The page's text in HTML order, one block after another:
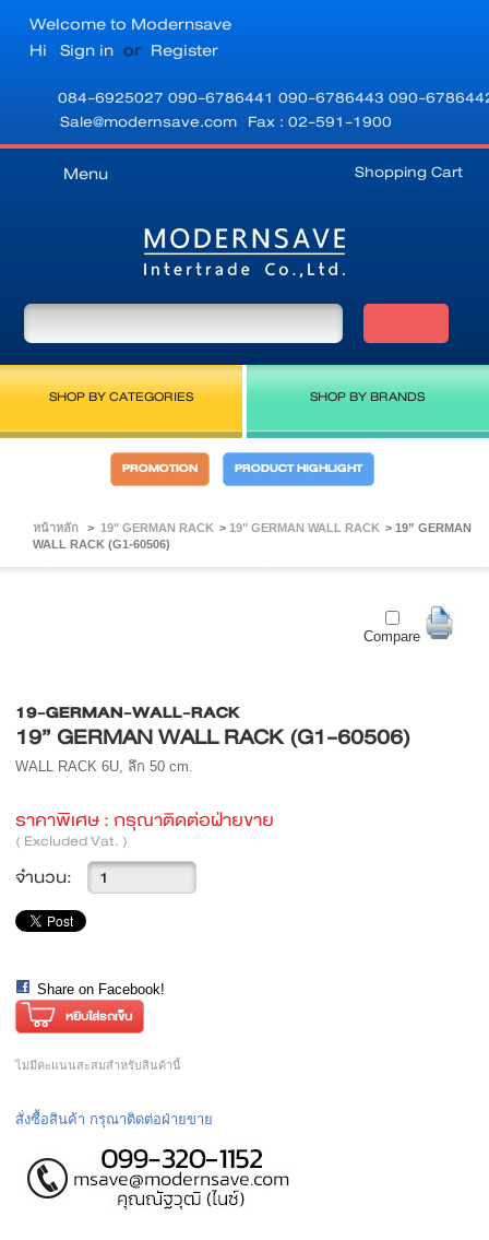
Welcome to Modernsave
Hi Sign in or Register
084-6925027 090-6786441 090-6786443 090-
Sale@modernsave.com Fax : 02-591-1900
Shopping Cart
Menu
SHOP BY CATEGORIES SHOP BY BRANDS
PROMOTION PRODUCT HIGHLIGHT
หน้าหลัก > 19" GERMAN RACK > 19" GERMAN WALL RACK > 19” GERMAN
WALL RACK (G1-60506)
Compare
19-GERMAN-WALL-RACK
19” GERMAN WALL RACK (G1-60506)
WALL RACK 6U, ลึก 50 cm.
ราคาพิเศษ : กรุณาติดต่อฝ่ายขาย
( Excluded Vat. )
จำนวน:
Share on Facebook!
ไม่มีคะแนนสะสมสำหรับสินค้านี้
สั่งซื้อสินค้า กรุณาติดต่อฝ่ายขาย